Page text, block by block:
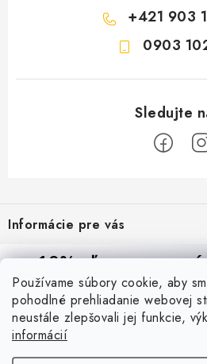
Používame súbory cookie, aby
pohodlné prehliadanie webovej
neustále zlepšovali jej funkcie,
informácií
+421 903
0903
p
ä
Informácie pre vás
Reklamácie a formulár na odstúpenie
Obchodné podmienky
Podmienky ochrany osobných údajov
O nás - MEGALED & JANTON
Blog
PIR vs. mikrovlnný senzor: ktorý je
vysvetlenie daylight senzoru
10% zľavana
Prihláste sa azískajtezľavu aj
budete svietiť lepšie a